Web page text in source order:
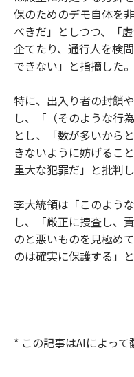
保のためのデモ自体を
べきだ」としつつ、「
企てたり、通行人を検
できない」と指摘した。
特に、出入り者の封鎖
し、「（そのような行
とし、「数が多いから
きないように妨げるこ
重大な犯罪だ」と批判し
李大統領は「このよう
し、「厳正に捜査し、
のと悪いものを見極め
のは確実に保護する」と
* この記事はAIによって